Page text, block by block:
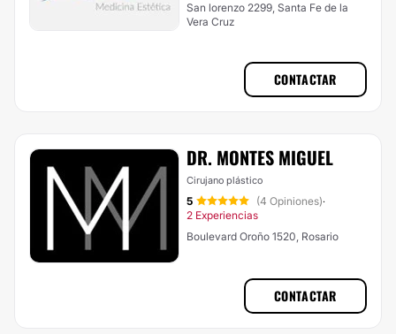
San lorenzo 2299, Santa Fe de la
Vera Cruz
CONTACTAR
DR. MONTES MIGUEL
Cirujano plástico
5 (4 Opiniones)·
2 Experiencias
Boulevard Oroño 1520, Rosario
CONTACTAR